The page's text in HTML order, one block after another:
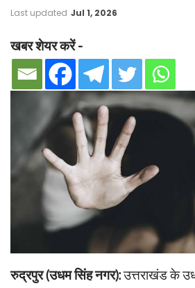
Last updated Jul 1, 2026
खबर शेयर करें -
रुद्रपुर (उधम सिंह नगर):उत्तराखंड के